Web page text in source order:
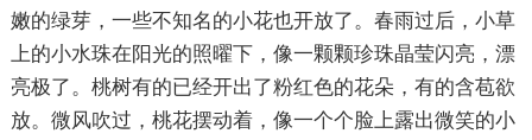
嫩的绿芽，一些不知名的小花也开放了。春雨过后，小草
上的小水珠在阳光的照曜下，像一颗颗珍珠晶莹闪亮，漂
亮极了。桃树有的已经开出了粉红色的花朵，有的含苞欲
放。微风吹过，桃花摆动着，像一个个脸上露出微笑的小